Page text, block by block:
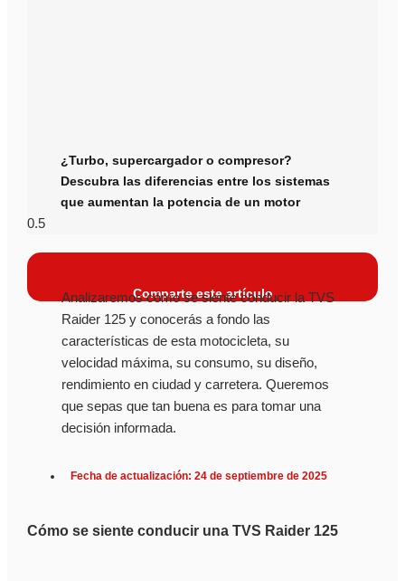
¿Turbo, supercargador o compresor?
Descubra las diferencias entre los sistemas
que aumentan la potencia de un motor
Comparte este artículo
Analizaremos cómo se siente conducir la TVS
Raider 125 y conocerás a fondo las
características de esta motocicleta, su
velocidad máxima, su consumo, su diseño,
rendimiento en ciudad y carretera. Queremos
que sepas que tan buena es para tomar una
decisión informada.
Fecha de actualización: 24 de septiembre de 2025
Cómo se siente conducir una TVS Raider 125